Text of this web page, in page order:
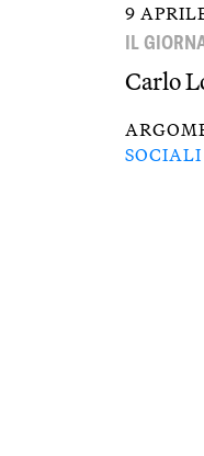
9
IL
Carlo
SOCIALI